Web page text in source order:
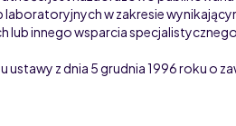
w zakresie
innego wsparcia
z dnia 5 grudnia 1996 roku o